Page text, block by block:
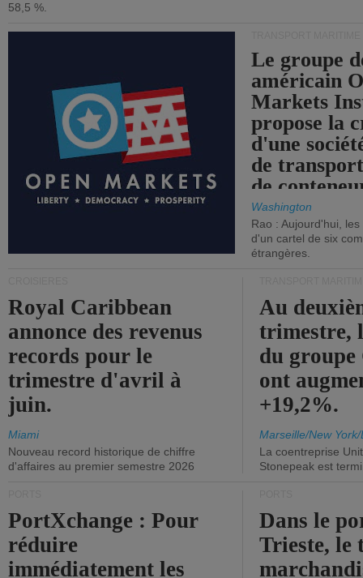
58,5 %.
Le groupe
américain
Markets
propose la
d'une
de
de
Washington
Rao : Aujourd'hui,
d'un cartel de six
étrangères.
Royal Caribbean
annonce des revenus
records pour le
trimestre d'avril à
juin.
Miami
Nouveau record historique de chiffre
d'affaires au premier semestre 2026
Au
trimestre,
du
ont
+19,2%.
Marseille/New
La coentreprise
Stonepeak est
PortXchange : Pour
réduire
immédiatement les
Dans le
Trieste, le